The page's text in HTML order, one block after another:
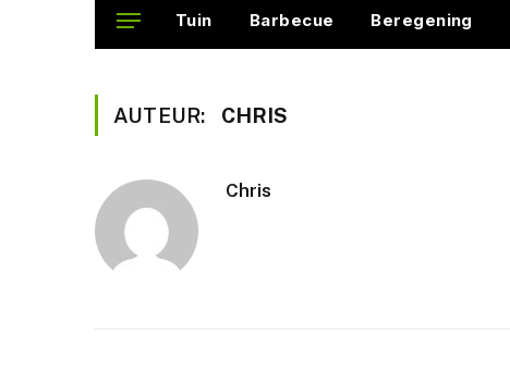
Tuin Barbecue Beregening
AUTEUR: CHRIS
Chris